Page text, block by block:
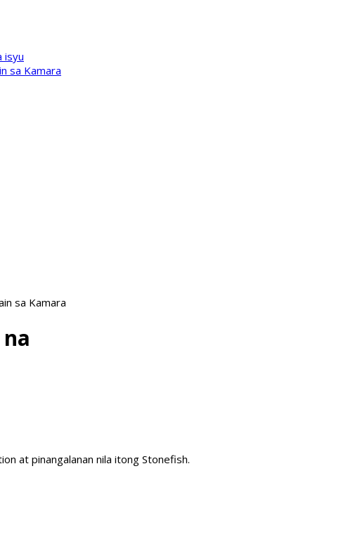
isyu
sa Kamara
sa Kamara
at pinangalanan nila itong Stonefish.